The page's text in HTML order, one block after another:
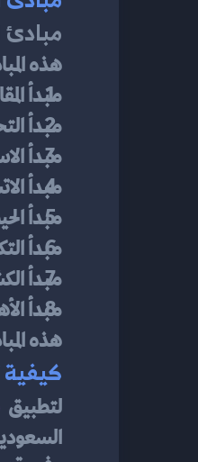
مبادئ
هذه
مبدأ
مبدأ
مبدأ
مبدأ
مبدأ
مبدأ
مبدأ
مبدأ
هذه
لتطبيق